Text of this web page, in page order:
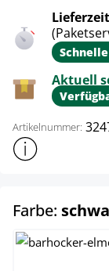
Aktuell
Artikelnummer:
Weitere
Farbe: